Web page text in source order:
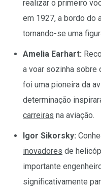
realizar o primeiro
em 1927, a bordo do
tornando-se uma
Amelia Earhart:
a voar sozinha sobre
foi uma pioneira da
determinação
carreiras na aviação.
Igor Sikorsky:
inovadores de
importante
significativamente